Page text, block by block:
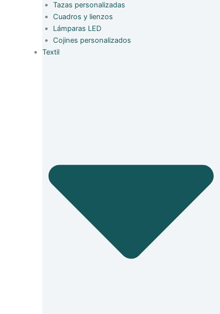
Tazas personalizadas
Cuadros y lienzos
Lámparas LED
Cojines personalizados
Textil